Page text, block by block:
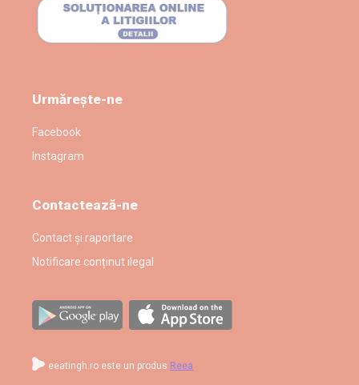
Urmărește-ne
Facebook
Instagram
Contactează-ne
Contact și raportare
Notificare conținut ilegal
eeatingh.ro este un produs Reea